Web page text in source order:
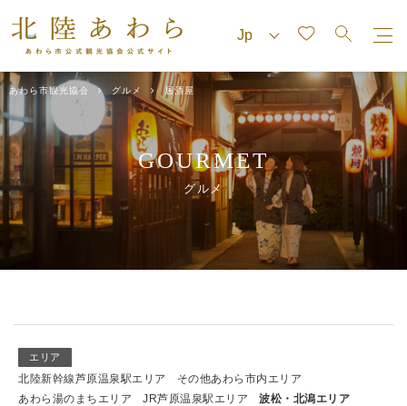
あわら市観光協会 グルメ 居酒屋
GOURMET
グルメ
エリア
北陸新幹線芦原温泉駅エリア
その他あわら市内エリア
あわら湯のまちエリア
JR芦原温泉駅エリア
波松・北潟エリア